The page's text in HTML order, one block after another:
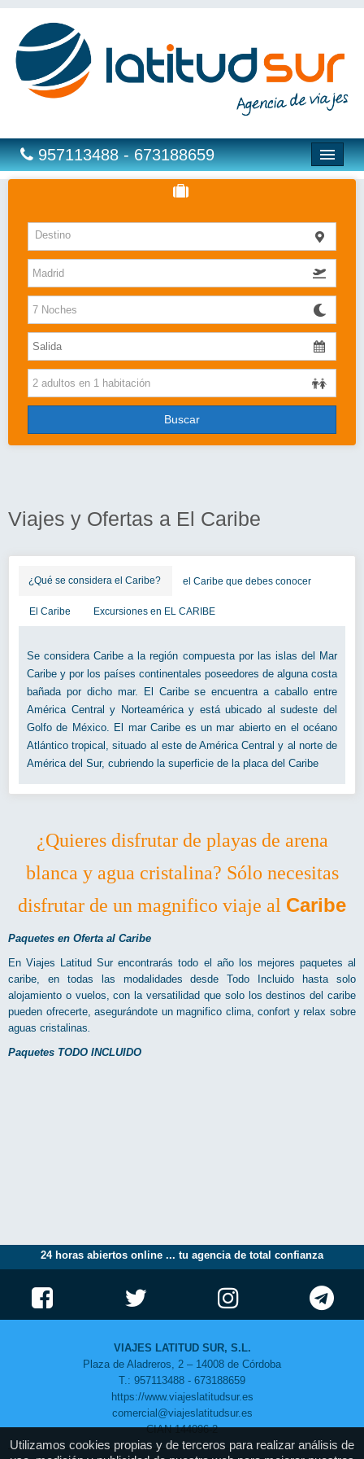
957113488 - 673188659
Hoteles
Costas
Islas
Caribe
Bahia Principe
Cruceros
Grandes Viajes
Más..
Entradas/Ocio
Blog
Utilizamos cookies propias y de terceros para realizar análisis de
Destino
Buscar
Viajes y Ofertas a El Caribe
¿Qué se considera el Caribe? el Caribe que debes conocer
El Caribe Excursiones en EL CARIBE
Se considera Caribe a la región compuesta por las islas del Mar
Caribe y por los países continentales poseedores de alguna costa
bañada por dicho mar. El Caribe se encuentra a caballo entre
América Central y Norteamérica y está ubicado al sudeste del
Golfo de México. El mar Caribe es un mar abierto en el océano
Atlántico tropical, situado al este de América Central y al norte de
América del Sur, cubriendo la superficie de la placa del Caribe
¿Quieres disfrutar de playas de arena
blanca y agua cristalina? Sólo necesitas
disfrutar de un magnifico viaje al Caribe
Paquetes en Oferta al Caribe
En Viajes Latitud Sur encontrarás todo el año los mejores paquetes al
caribe, en todas las modalidades desde Todo Incluido hasta solo
alojamiento o vuelos, con la versatilidad que solo los destinos del caribe
pueden ofrecerte, asegurándote un magnifico clima, confort y relax sobre
aguas cristalinas.
Paquetes TODO INCLUIDO
24 horas abiertos online ... tu agencia de total confianza
VIAJES LATITUD SUR, S.L.
Plaza de Aladreros, 2 – 14008 de Córdoba
T.: 957113488 - 673188659
https://www.viajeslatitudsur.es
comercial@viajeslatitudsur.es
CIAN 144096-2